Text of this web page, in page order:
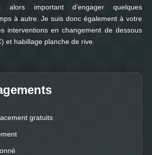
alors important d’engager quelques
à autre. Je suis donc également à votre
interventions en changement de dessous
et habillage planche de rive.
gratuits